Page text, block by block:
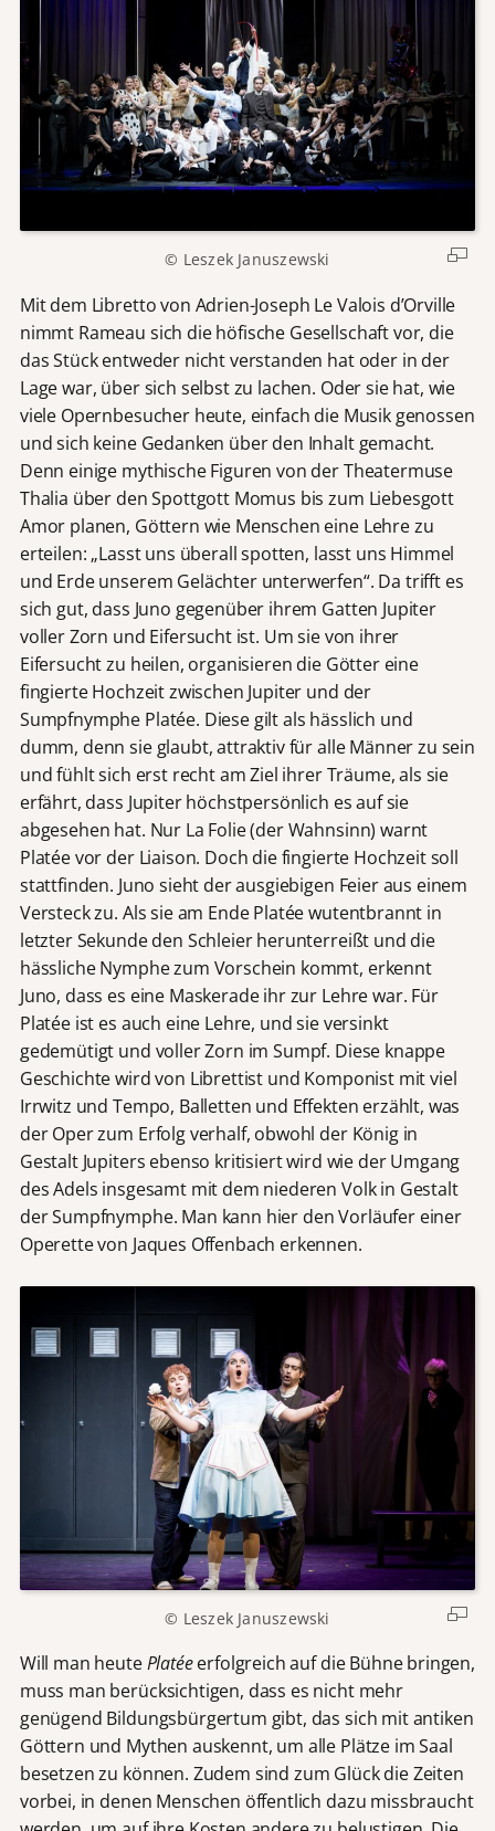
© Leszek Januszewski
Mit dem Libretto von Adrien-Joseph Le Valois d’Orville
nimmt Rameau sich die höfische Gesellschaft vor, die
das Stück entweder nicht verstanden hat oder in der
Lage war, über sich selbst zu lachen. Oder sie hat, wie
viele Opernbesucher heute, einfach die Musik genossen
und sich keine Gedanken über den Inhalt gemacht.
Denn einige mythische Figuren von der Theatermuse
Thalia über den Spottgott Momus bis zum Liebesgott
Amor planen, Göttern wie Menschen eine Lehre zu
erteilen: „Lasst uns überall spotten, lasst uns Himmel
und Erde unserem Gelächter unterwerfen“. Da trifft es
sich gut, dass Juno gegenüber ihrem Gatten Jupiter
voller Zorn und Eifersucht ist. Um sie von ihrer
Eifersucht zu heilen, organisieren die Götter eine
fingierte Hochzeit zwischen Jupiter und der
Sumpfnymphe Platée. Diese gilt als hässlich und
dumm, denn sie glaubt, attraktiv für alle Männer zu sein
und fühlt sich erst recht am Ziel ihrer Träume, als sie
erfährt, dass Jupiter höchstpersönlich es auf sie
abgesehen hat. Nur La Folie (der Wahnsinn) warnt
Platée vor der Liaison. Doch die fingierte Hochzeit soll
stattfinden. Juno sieht der ausgiebigen Feier aus einem
Versteck zu. Als sie am Ende Platée wutentbrannt in
letzter Sekunde den Schleier herunterreißt und die
hässliche Nymphe zum Vorschein kommt, erkennt
Juno, dass es eine Maskerade ihr zur Lehre war. Für
Platée ist es auch eine Lehre, und sie versinkt
gedemütigt und voller Zorn im Sumpf. Diese knappe
Geschichte wird von Librettist und Komponist mit viel
Irrwitz und Tempo, Balletten und Effekten erzählt, was
der Oper zum Erfolg verhalf, obwohl der König in
Gestalt Jupiters ebenso kritisiert wird wie der Umgang
des Adels insgesamt mit dem niederen Volk in Gestalt
der Sumpfnymphe. Man kann hier den Vorläufer einer
Operette von Jaques Offenbach erkennen.
© Leszek Januszewski
Will man heutePlatéeerfolgreich auf die Bühne bringen,
muss man berücksichtigen, dass es nicht mehr
genügend Bildungsbürgertum gibt, das sich mit antiken
Göttern und Mythen auskennt, um alle Plätze im Saal
besetzen zu können. Zudem sind zum Glück die Zeiten
vorbei, in denen Menschen öffentlich dazu missbraucht